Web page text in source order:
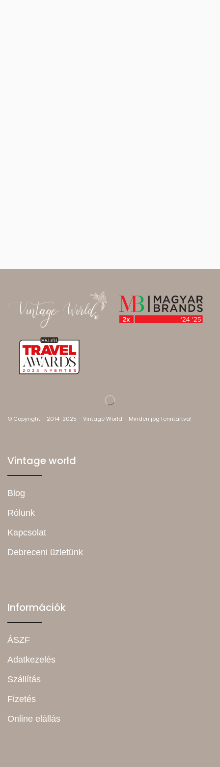
© Copyright – 2014-2025 – Vintage World – Minden jog fenntartva!
Vintage world
Blog
Rólunk
Kapcsolat
Debreceni üzletünk
Információk
ÁSZF
Adatkezelés
Szállítás
Fizetés
Online elállás